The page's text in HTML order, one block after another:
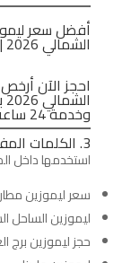
أفضل سعر
الشمالي 2026 | خصم حتى 30%
احجز الآن
وخدمة 24 ساعة.
3. الكلمات المفتاحية القوية
استخدمها داخل
سعر ليموزين
ليموزين الساحل
حجز ليموزين برج